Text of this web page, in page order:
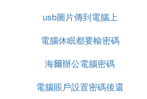
4、重新啟動計算機，選擇正
用更改後的口令「123456」
電視
usb圖片傳到電腦上
電腦休眠都要輸密碼
海爾辦公電腦密碼
電腦賬戶設置密碼後還